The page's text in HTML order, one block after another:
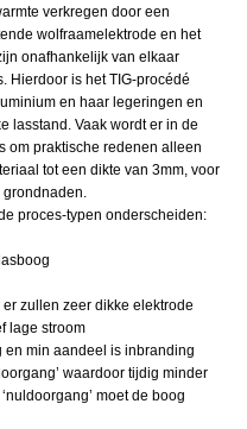
verkregen door een
wolfraamelektrode en het
onafhankelijk van elkaar
Hierdoor is het TIG-procédé
en haar legeringen en
lasstand. Vaak wordt er in de
om praktische redenen alleen
tot een dikte van 3mm, voor
grondnaden.
proces-typen onderscheiden:
zullen zeer dikke elektrode
lage stroom
en min aandeel is inbranding
waardoor tijdig minder
moet de boog